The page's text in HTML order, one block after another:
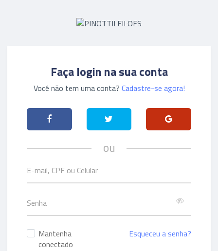
Faça login na sua conta
Você não tem uma conta? Cadastre-se agora!
ou
Mantenha
conectado
Esqueceu a senha?